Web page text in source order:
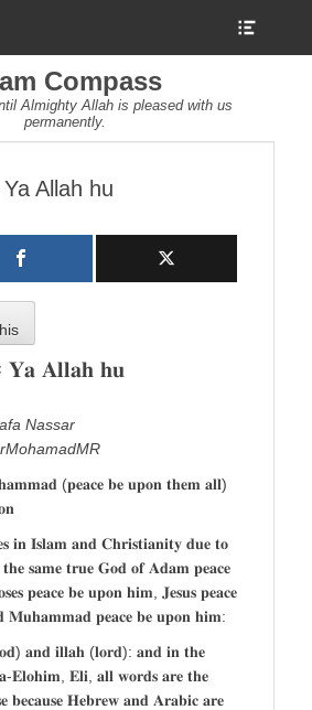
Compass
Almighty Allah is pleased with us
permanently.
Allah hu
𝐘𝐚 𝐀𝐥𝐥𝐚𝐡 𝐡𝐮
Nassar
(𝐩𝐞𝐚𝐜𝐞 𝐛𝐞 𝐮𝐩𝐨𝐧 𝐭𝐡𝐞𝐦 𝐚𝐥𝐥)
𝐢𝐧 𝐈𝐬𝐥𝐚𝐦 𝐚𝐧𝐝 𝐂𝐡𝐫𝐢𝐬𝐭𝐢𝐚𝐧𝐢𝐭𝐲 𝐝𝐮𝐞 𝐭𝐨
𝐭𝐡𝐞 𝐬𝐚𝐦𝐞 𝐭𝐫𝐮𝐞 𝐆𝐨𝐝 𝐨𝐟 𝐀𝐝𝐚𝐦 𝐩𝐞𝐚𝐜𝐞
𝐩𝐞𝐚𝐜𝐞 𝐛𝐞 𝐮𝐩𝐨𝐧 𝐡𝐢𝐦, 𝐉𝐞𝐬𝐮𝐬 𝐩𝐞𝐚𝐜𝐞
𝐌𝐮𝐡𝐚𝐦𝐦𝐚𝐝 𝐩𝐞𝐚𝐜𝐞 𝐛𝐞 𝐮𝐩𝐨𝐧 𝐡𝐢𝐦:
𝐚𝐧𝐝 𝐢𝐥𝐥𝐚𝐡 (𝐥𝐨𝐫𝐝): 𝐚𝐧𝐝 𝐢𝐧 𝐭𝐡𝐞
𝐄𝐥𝐨𝐡𝐢𝐦, 𝐄𝐥𝐢, 𝐚𝐥𝐥 𝐰𝐨𝐫𝐝𝐬 𝐚𝐫𝐞 𝐭𝐡𝐞
𝐛𝐞𝐜𝐚𝐮𝐬𝐞 𝐇𝐞𝐛𝐫𝐞𝐰 𝐚𝐧𝐝 𝐀𝐫𝐚𝐛𝐢𝐜 𝐚𝐫𝐞